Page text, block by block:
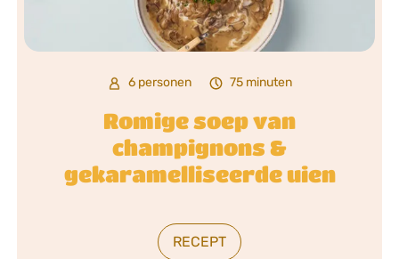
6 personen 75 minuten
Romige soep van
champignons &
gekaramelliseerde uien
RECEPT